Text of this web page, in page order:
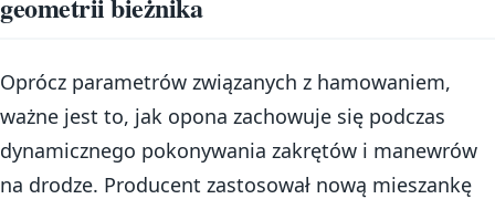
Oprócz parametrów związanych z hamowaniem,
ważne jest to, jak opona zachowuje się podczas
dynamicznego pokonywania zakrętów i manewrów
na drodze. Producent zastosował nową mieszankę